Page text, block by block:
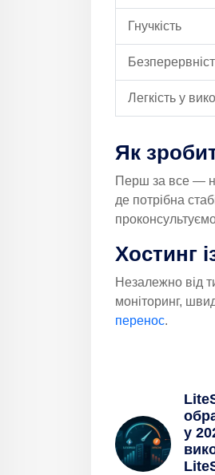
Гнучкість
Легкість у
Як
Перш за все —
де потрібна
Хостинг
Незалежно від
моніторинг,
перенос.
у